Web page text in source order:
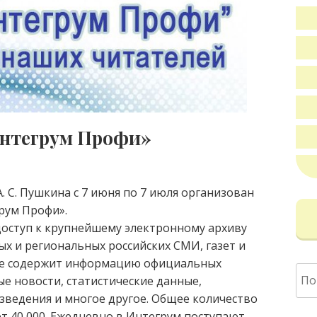
Профи»
С. Пушкина с 7 июня по 7 июля организован
Профи».
к крупнейшему электронному архиву
и региональных российских СМИ, газет и
содержит информацию официальных
новости, статистические данные,
и многое другое. Общее количество